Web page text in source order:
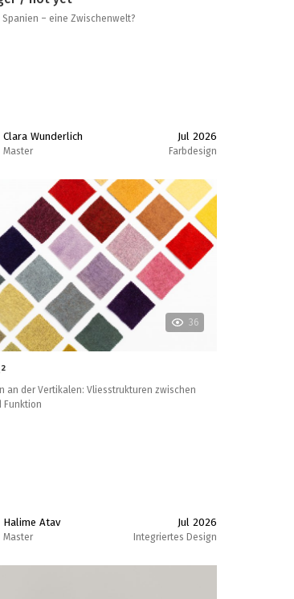
Spanien – eine Zwischenwelt?
Clara Wunderlich
Master
Jul 2026
Farbdesign
36
an der Vertikalen: Vliesstrukturen zwischen
Funktion
Halime Atav
Master
Jul 2026
Integriertes Design